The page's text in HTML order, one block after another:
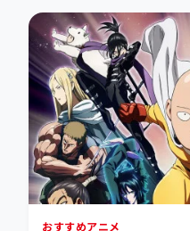
おすすめアニメ